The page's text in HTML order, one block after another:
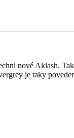
nové Aklash.
je taky